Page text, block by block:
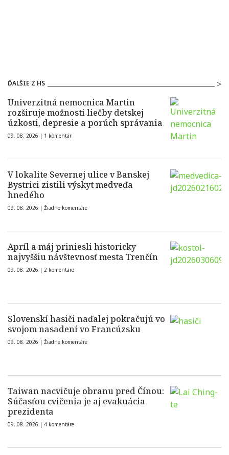
ĎALŠIE Z HS
Univerzitná nemocnica Martin
rozširuje možnosti liečby detskej
úzkosti, depresie a porúch správania
09. 08. 2026 | 1 komentár
V lokalite Severnej ulice v Banskej
Bystrici zistili výskyt medveďa
hnedého
09. 08. 2026 | Žiadne komentáre
Apríl a máj priniesli historicky
najvyššiu návštevnosť mesta Trenčín
09. 08. 2026 | 2 komentáre
Slovenskí hasiči naďalej pokračujú vo
svojom nasadení vo Francúzsku
09. 08. 2026 | Žiadne komentáre
Taiwan nacvičuje obranu pred Čínou:
Súčasťou cvičenia je aj evakuácia
prezidenta
09. 08. 2026 | 4 komentáre